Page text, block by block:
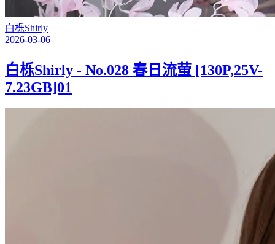
白栎Shirly
2026-03-06
白栎Shirly - No.028 春日流萤 [130P,25V-
7.23GB]01